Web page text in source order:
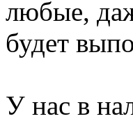
любые,
будет
У нас в